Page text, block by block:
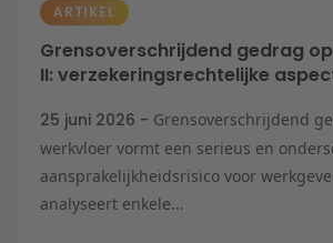
ARTIKEL
Grensoverschrijdend gedrag
II: verzekeringsrechtelijke
25 juni 2026 - Grensoverschrijdend
werkvloer vormt een serieus en
aansprakelijkheidsrisico voor
analyseert enkele...